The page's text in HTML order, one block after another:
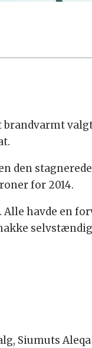
den
for 2014.
havde en
Siumuts